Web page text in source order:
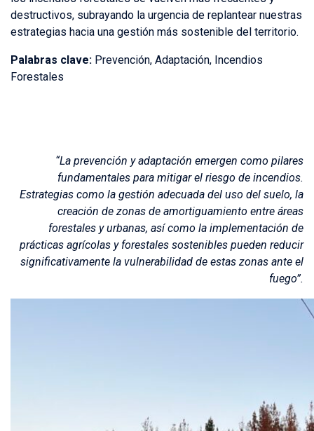
destructivos, subrayando la urgencia de replantear nuestras
estrategias hacia una gestión más sostenible del territorio.
Palabras clave: Prevención, Adaptación, Incendios
Forestales
“La prevención y adaptación emergen como pilares
fundamentales para mitigar el riesgo de incendios.
Estrategias como la gestión adecuada del uso del suelo, la
creación de zonas de amortiguamiento entre áreas
forestales y urbanas, así como la implementación de
prácticas agrícolas y forestales sostenibles pueden reducir
significativamente la vulnerabilidad de estas zonas ante el
fuego”.